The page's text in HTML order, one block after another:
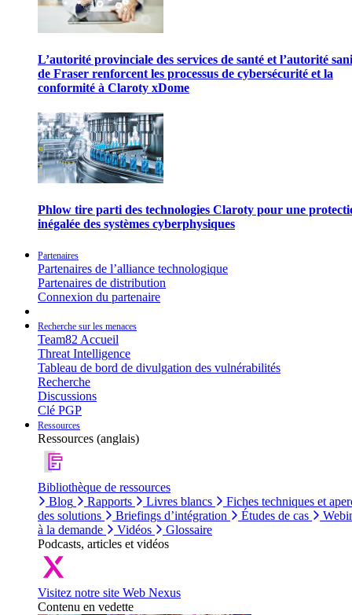
L’autorité provinciale des services de santé et l’autorité
de Fraser renforcent les processus de cybersécurité et la
conformité à Claroty xDome
Phlow tire parti des technologies Claroty pour une
inégalée des systèmes cyberphysiques
Partenaires
Partenaires de l’alliance technologique
Partenaires de distribution
Connexion du partenaire
Recherche sur les menaces
Team82 Accueil
Threat Intelligence
Tableau de bord de divulgation des vulnérabilités
Recherche
Discussions
Clé PGP
Ressources
Ressources (anglais)
Bibliothèque de ressources
Blog
Rapports Livres blancs
Fiches techniques et
des solutions
Briefings d’intégration Études de cas
à la demande
Vidéos
Glossaire
Podcasts, articles et vidéos
Visitez notre site Web Nexus
Contenu en vedette